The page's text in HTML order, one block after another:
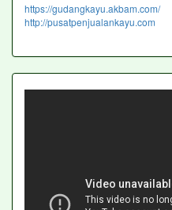
https://gudangkayu.akbam.com/
http://pusatpenjualankayu.com